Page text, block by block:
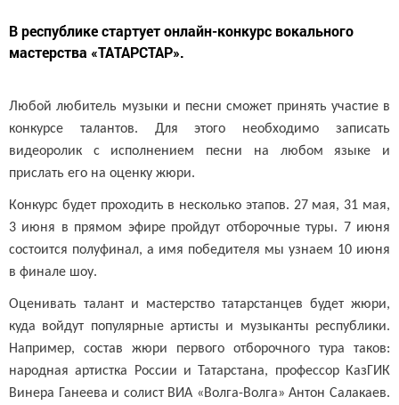
В республике стартует онлайн-конкурс вокального
мастерства «ТАТАРСТАР».
Любой любитель музыки и песни сможет принять участие в
конкурсе талантов. Для этого необходимо записать
видеоролик с исполнением песни на любом языке и
прислать его на оценку жюри.
Конкурс будет проходить в несколько этапов. 27 мая, 31 мая,
3 июня в прямом эфире пройдут отборочные туры. 7 июня
состоится полуфинал, а имя победителя мы узнаем 10 июня
в финале шоу.
Оценивать талант и мастерство татарстанцев будет жюри,
куда войдут популярные артисты и музыканты республики.
Например, состав жюри первого отборочного тура таков:
народная артистка России и Татарстана, профессор КазГИК
Винера Ганеева и солист ВИА «Волга-Волга» Антон Салакаев.